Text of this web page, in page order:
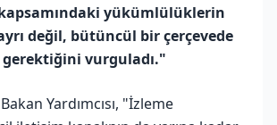
yükümlülüklerin
değil, bütüncül bir çerçevede
gerektiğini vurguladı."
Yardımcısı, "İzleme